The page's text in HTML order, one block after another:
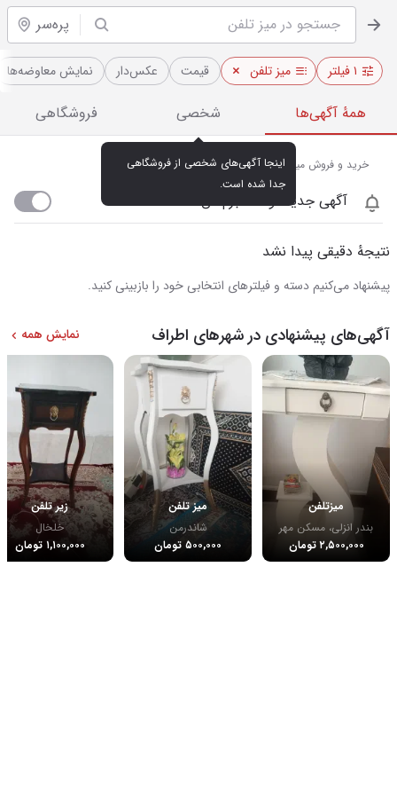
پره‌سر
۱ فیلتر میز تلفن قیمت عکس‌دار نمایش معاوضه‌ها
همهٔ آگهی‌ها شخصی فروشگاهی
جدا شده است.
خرید و فروش میز تلفن در پره‌سر
آگهی جدید اومد خبرم کن
نتیجهٔ دقیقی پیدا نشد
پیشنهاد می‌کنیم دسته و فیلترهای انتخابی خود را بازبینی کنید.
آگهی‌های پیشنهادی در شهرهای اطراف نمایش همه
میزتلفن
بندر انزلی، مسکن مهر
۲,۵۰۰,۰۰۰ تومان
میز تلفن
شاندرمن
۵۰۰,۰۰۰ تومان
زیر تلفن
خلخال
۱,۱۰۰,۰۰۰ تومان